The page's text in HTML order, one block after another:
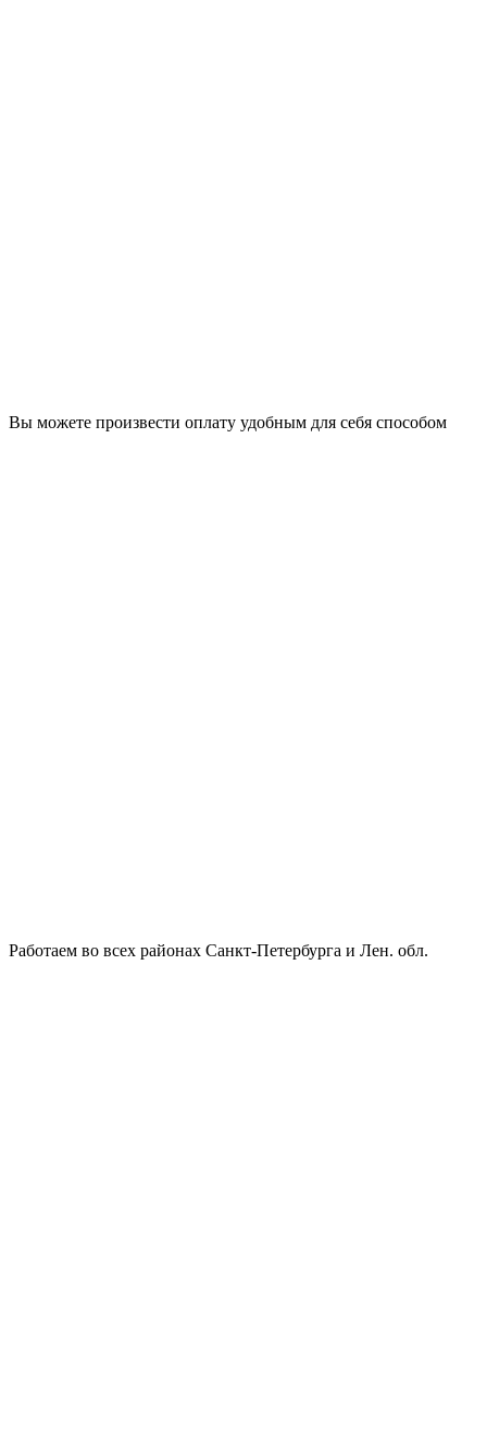
Вы можете произвести оплату удобным для себя способом
Работаем во всех районах Санкт-Петербурга и Лен. обл.